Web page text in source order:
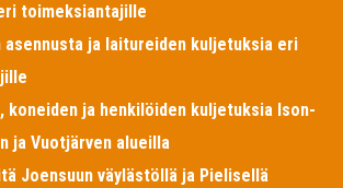
toimeksiantajille
asennusta ja laitureiden kuljetuksia eri
koneiden ja henkilöiden kuljetuksia Ison-
ja Vuotjärven alueilla
Joensuun väylästöllä ja Pielisellä